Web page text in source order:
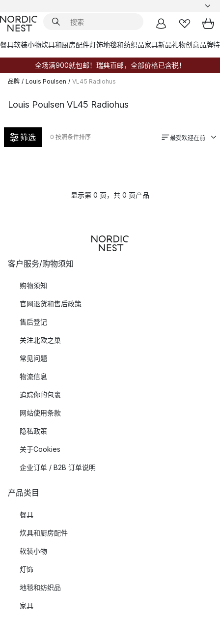
餐具软装小物炊具和厨房配件灯饰地毯和纺织品家具新品礼物创意品牌
全场满900就包邮！瑞典直邮，全部价格已含税！
品牌 / Louis Poulsen / VL45 Radiohus
Louis Poulsen VL45 Radiohus
筛选 0 按照条件排序 最受欢迎在前
显示第 0 页，共 0 页产品
客户服务/购物须知
购物须知
官网退货和售后政策
售后登记
关注北欧之巢
常见问题
物流信息
追踪你的包裹
网站使用条款
隐私政策
关于Cookies
企业订单 / B2B 订单说明
产品类目
餐具
炊具和厨房配件
软装小物
灯饰
地毯和纺织品
家具